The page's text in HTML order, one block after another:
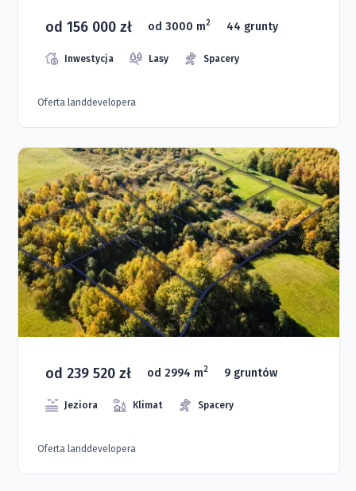
od 156 000 zł od 3000 m2 44 grunty
Inwestycja Lasy Spacery
Oferta landdevelopera
od 239 520 zł od 2994 m2 9 gruntów
Jeziora Klimat Spacery
Oferta landdevelopera